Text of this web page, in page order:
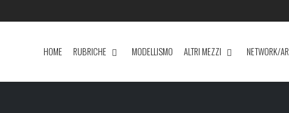
HOME RUBRICHE MODELLISMO ALTRI MEZZI NETWORK/